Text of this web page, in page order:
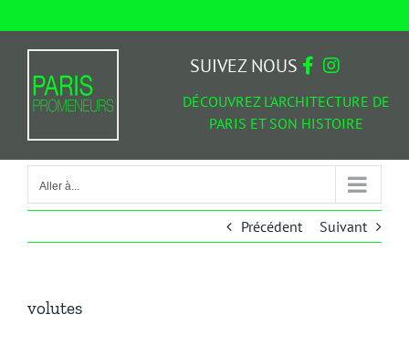
Aller à...
DÉCOUVREZ L'ARCHITECTURE DE
PARIS ET SON HISTOIRE
SUIVEZ NOUS
Aller à...
Précédent Suivant
volutes